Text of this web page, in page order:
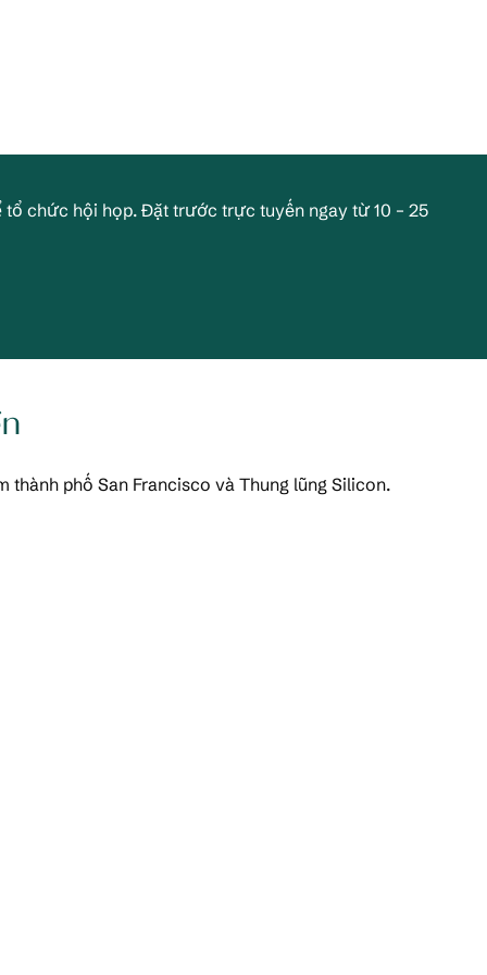
chức hội họp. Đặt trước trực tuyến ngay từ 10 – 25
thành phố San Francisco và Thung lũng Silicon.